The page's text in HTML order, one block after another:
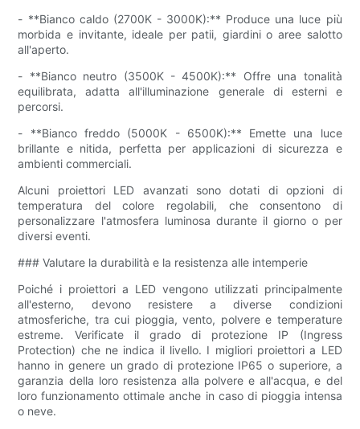
- **Bianco caldo (2700K - 3000K):** Produce una luce più
morbida e invitante, ideale per patii, giardini o aree salotto
all'aperto.
- **Bianco neutro (3500K - 4500K):** Offre una tonalità
equilibrata, adatta all'illuminazione generale di esterni e
percorsi.
- **Bianco freddo (5000K - 6500K):** Emette una luce
brillante e nitida, perfetta per applicazioni di sicurezza e
ambienti commerciali.
Alcuni proiettori LED avanzati sono dotati di opzioni di
temperatura del colore regolabili, che consentono di
personalizzare l'atmosfera luminosa durante il giorno o per
diversi eventi.
### Valutare la durabilità e la resistenza alle intemperie
Poiché i proiettori a LED vengono utilizzati principalmente
all'esterno, devono resistere a diverse condizioni
atmosferiche, tra cui pioggia, vento, polvere e temperature
estreme. Verificate il grado di protezione IP (Ingress
Protection) che ne indica il livello. I migliori proiettori a LED
hanno in genere un grado di protezione IP65 o superiore, a
garanzia della loro resistenza alla polvere e all'acqua, e del
loro funzionamento ottimale anche in caso di pioggia intensa
o neve.